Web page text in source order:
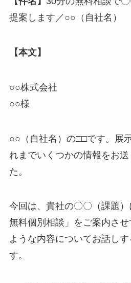
提案します／○○（自社名）
【本文】
○○株式会社
○○様
○○（自社名）の□□です。展
れまでいくつかの情報をお
た。
今回は、貴社の〇〇（課題
無料個別相談」をご案内さ
ような内容についてお話し
す。